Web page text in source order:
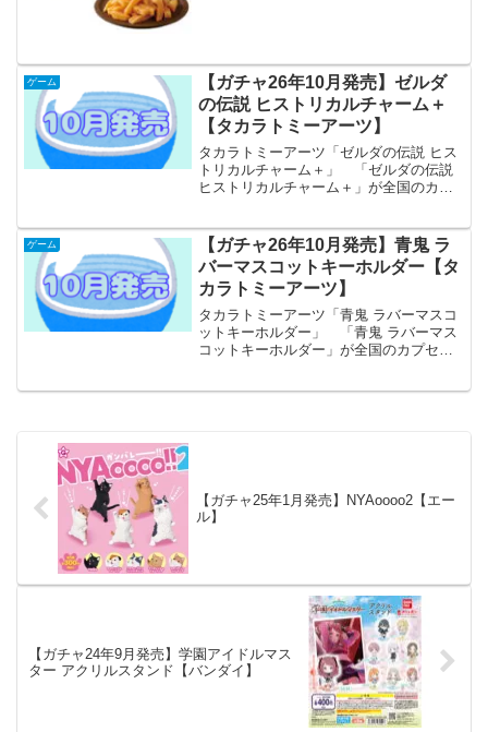
ゲーム
【ガチャ26年10月発売】ゼルダ
の伝説 ヒストリカルチャーム＋
【タカラトミーアーツ】
タカラトミーアーツ「ゼルダの伝説 ヒス
トリカルチャーム＋」 「ゼルダの伝説
ヒストリカルチャーム＋」が全国のカプ
トライフォースを模した重厚感あるメタ
ルチャーム。 商品名...
ゲーム
【ガチャ26年10月発売】青鬼 ラ
バーマスコットキーホルダー【タ
カラトミーアーツ】
タカラトミーアーツ「青鬼 ラバーマスコ
ットキーホルダー」 「青鬼 ラバーマス
コットキーホルダー」が全国のカプセル
【ガチャ25年1月発売】NYAoooo2【エー
ル】
【ガチャ24年9月発売】学園アイドルマス
ター アクリルスタンド【バンダイ】